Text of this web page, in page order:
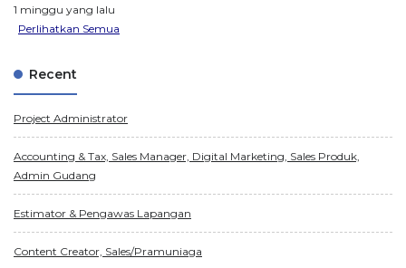
1 minggu yang lalu
Perlihatkan Semua
Recent
Project Administrator
Accounting & Tax, Sales Manager, Digital Marketing, Sales Produk,
Admin Gudang
Estimator & Pengawas Lapangan
Content Creator, Sales/Pramuniaga